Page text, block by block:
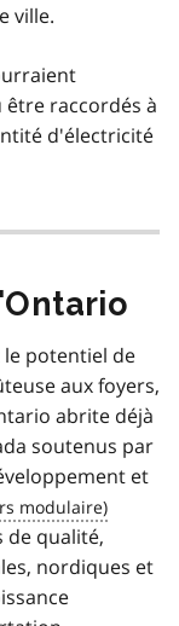
ville.
raccordés à
d'électricité
potentiel de
aux foyers,
abrite déjà
soutenus par
et
de qualité,
nordiques et